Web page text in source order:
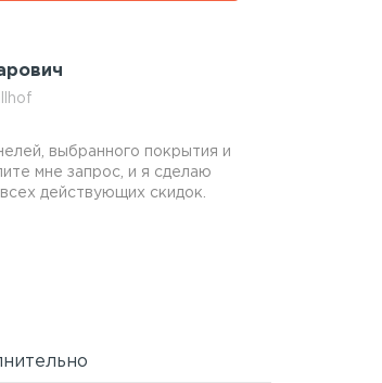
выбранного покрытия и
мне запрос, и я сделаю
действующих скидок.